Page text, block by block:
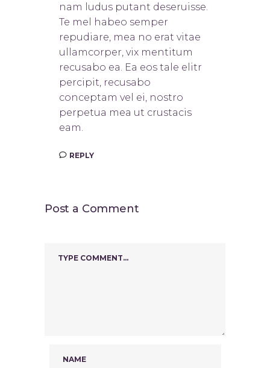
nam ludus putant deseruisse.
Te mel habeo semper
repudiare, mea no erat vitae
ullamcorper, vix mentitum
recusabo ea. Ea eos tale elitr
percipit, recusabo
conceptam vel ei, nostro
perpetua mea ut crustacis
eam.
REPLY
Post a Comment